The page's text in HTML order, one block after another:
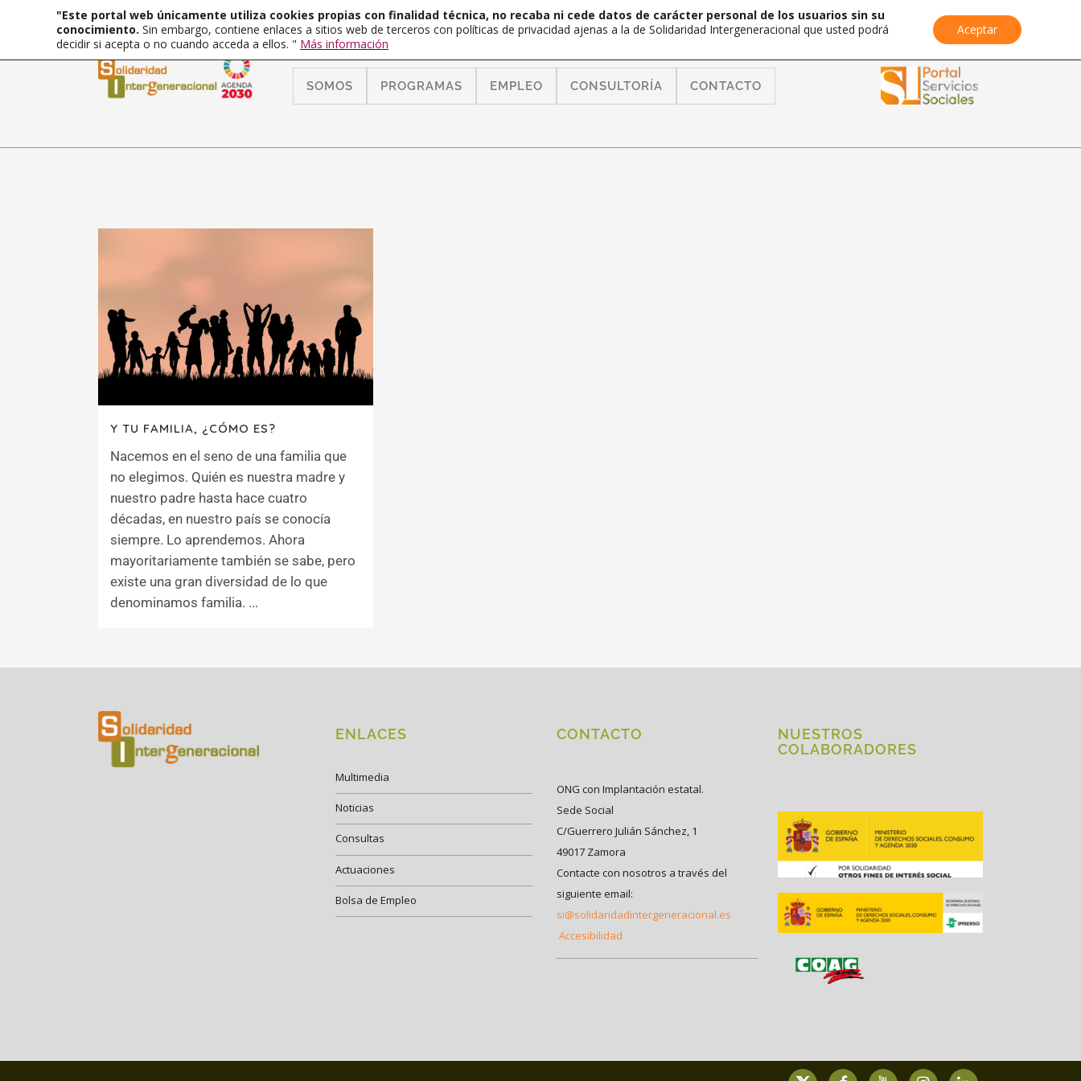
SOMOS PROGRAMAS EMPLEO CONSULTORÍA CONTACTO
Y TU FAMILIA, ¿CÓMO ES?
Nacemos en el seno de una familia que
no elegimos. Quién es nuestra madre y
nuestro padre hasta hace cuatro
décadas, en nuestro país se conocía
siempre. Lo aprendemos. Ahora
mayoritariamente también se sabe, pero
existe una gran diversidad de lo que
denominamos familia. ...
ENLACES
Multimedia
Noticias
Consultas
Actuaciones
Bolsa de Empleo
CONTACTO
ONG con Implantación estatal.
Sede Social
C/Guerrero Julián Sánchez, 1
49017 Zamora
Contacte con nosotros a través del
siguiente email:
si@solidaridadintergeneracional.es
Accesibilidad
NUESTROS
COLABORADORES
"Este portal web únicamente utiliza cookies propias con finalidad técnica, no recaba ni cede datos de carácter personal de los usuarios sin su
conocimiento. Sin embargo, contiene enlaces a sitios web de terceros con políticas de privacidad ajenas a la de Solidaridad Intergeneracional que usted podrá
decidir si acepta o no cuando acceda a ellos. " Más información
Aceptar